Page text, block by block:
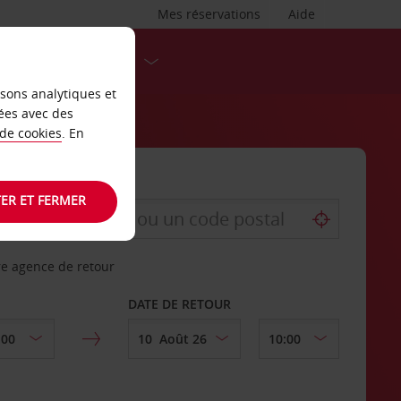
Aide
Mes réservations
agence de retour
DATE DE RETOUR
analytiques et
avec des
cookies. En
ET FERMER